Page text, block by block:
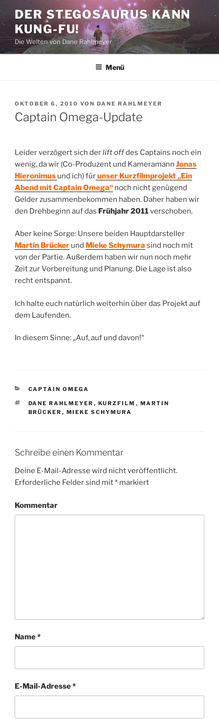
Zum
Inhalt
springen
DER STEGOSAURUS KANN
KUNG-FU!
Die Welten von Dane Rahlmeyer
Menü
VERÖFFENTLICHT
AM
OKTOBER 6, 2010 VON DANE RAHLMEYER
Captain Omega-Update
Leider verzögert sich derlift offdes Captains noch ein
wenig, da wir (Co-Produzent und Kameramann Jonas
Hieronimus und ich) fürunser Kurzfilmprojekt„Ein
Abend mit Captain Omega“ noch nicht genügend
Gelder zusammenbekommen haben. Daher haben wir
den Drehbeginn auf das Frühjahr 2011verschoben.
Aber keine Sorge: Unsere beiden Hauptdarsteller
Martin Brücker und Mieke Schymura sind noch mit
von der Partie. Außerdem haben wir nun noch mehr
Zeit zur Vorbereitung und Planung. Die Lage ist also
recht entspannt.
Ich halte euch natürlich weiterhin über das Projekt auf
dem Laufenden.
In diesem Sinne: „Auf, auf und davon!“
KATEGORIEN
CAPTAIN OMEGA
SCHLAGWÖRTER
DANE RAHLMEYER , KURZFILM , MARTIN
BRÜCKER , MIEKE SCHYMURA
Schreibe einen Kommentar
Deine E-Mail-Adresse wird nicht veröffentlicht.
Erforderliche Felder sind mit* markiert
Kommentar
Name*
E-Mail-Adresse*